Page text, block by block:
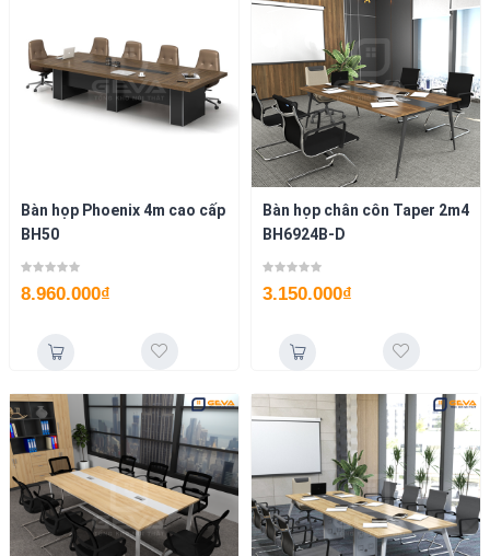
Bàn họp Phoenix 4m cao cấp
BH50
8.960.000₫
Bàn họp chân côn Taper 2m4
BH6924B-D
3.150.000₫